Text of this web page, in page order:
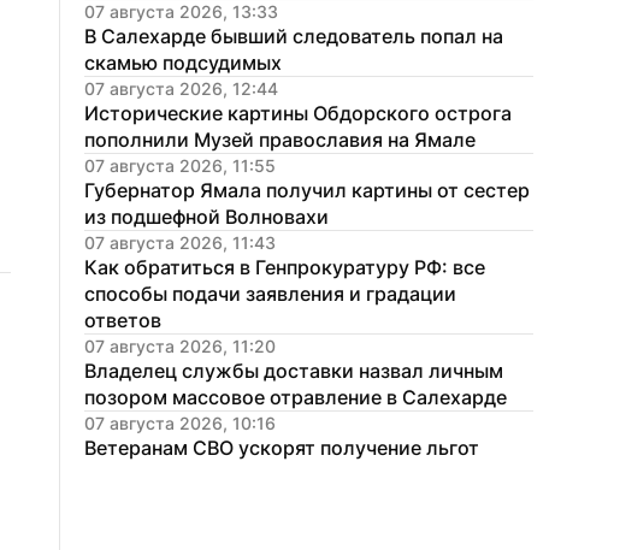
07 августа 2026, 13:33
В Салехарде бывший следователь попал на
скамью подсудимых
07 августа 2026, 12:44
Исторические картины Обдорского острога
пополнили Музей православия на Ямале
07 августа 2026, 11:55
Губернатор Ямала получил картины от сестер
из подшефной Волновахи
07 августа 2026, 11:43
Как обратиться в Генпрокуратуру РФ: все
способы подачи заявления и градации
ответов
07 августа 2026, 11:20
Владелец службы доставки назвал личным
позором массовое отравление в Салехарде
07 августа 2026, 10:16
Ветеранам СВО ускорят получение льгот